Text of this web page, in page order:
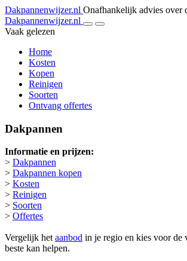
Dakpannenwijzer.nl Onafhankelijk advies over
Dakpannenwijzer.nl
Vaak gelezen
Home
Kosten
Kopen
Reinigen
Soorten
Ontvang offertes
Dakpannen
Informatie en prijzen:
> Dakpannen
> Dakpannen kopen
> Kosten
> Reinigen
> Soorten
> Offertes
Vergelijk hetaanbod in je regio en kies voor de
beste kan helpen.